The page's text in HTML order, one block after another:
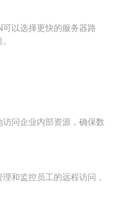
以选择更快的服务器路
问企业内部资源，确保数
和监控员工的远程访问，